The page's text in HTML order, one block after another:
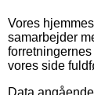
Vores
samarbejder
vores side
Data